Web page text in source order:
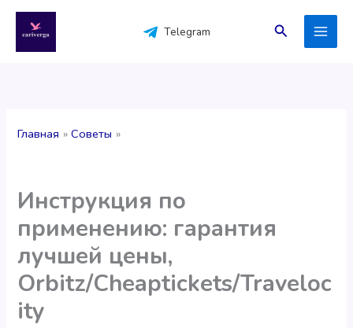
содержимому
Telegram Поиск
Главная Советы
Инструкция по
применению: гарантия
лучшей цены,
Orbitz/Cheaptickets/Traveloc
ity